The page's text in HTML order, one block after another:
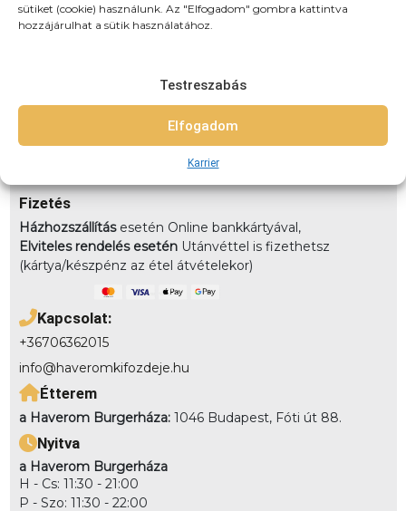
sütiket (cookie) használunk. Az "Elfogadom" gombra kattintva
hozzájárulhat a sütik használatához.
Elfogadom
Testreszabás
Karrier
Újpesten és környező kerületekbe
házhozszálítunk! 3km-es körzetben: 790Ft (teljes újpest)
7km-8km-ig: 2490 8km-10km-ig: 2990
Rendelésedet kérheted előrendeléssel elvitelre,
Fizetés
Házhozszállításesetén Online bankkártyával,
Elviteles rendelés esetén Utánvéttel is fizethetsz
(kártya/készpénz az étel átvételekor)
Kapcsolat:
+36706362015
info@haveromkifozdeje.hu
Étterem
a Haverom Burgerháza: 1046 Budapest, Fóti út 88.
Nyitva
a Haverom Burgerháza
H - Cs: 11:30 - 21:00
P - Szo: 11:30 - 22:00